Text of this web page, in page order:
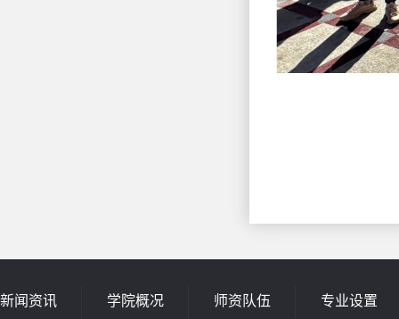
新闻资讯 学院概况 师资队伍 专业设置